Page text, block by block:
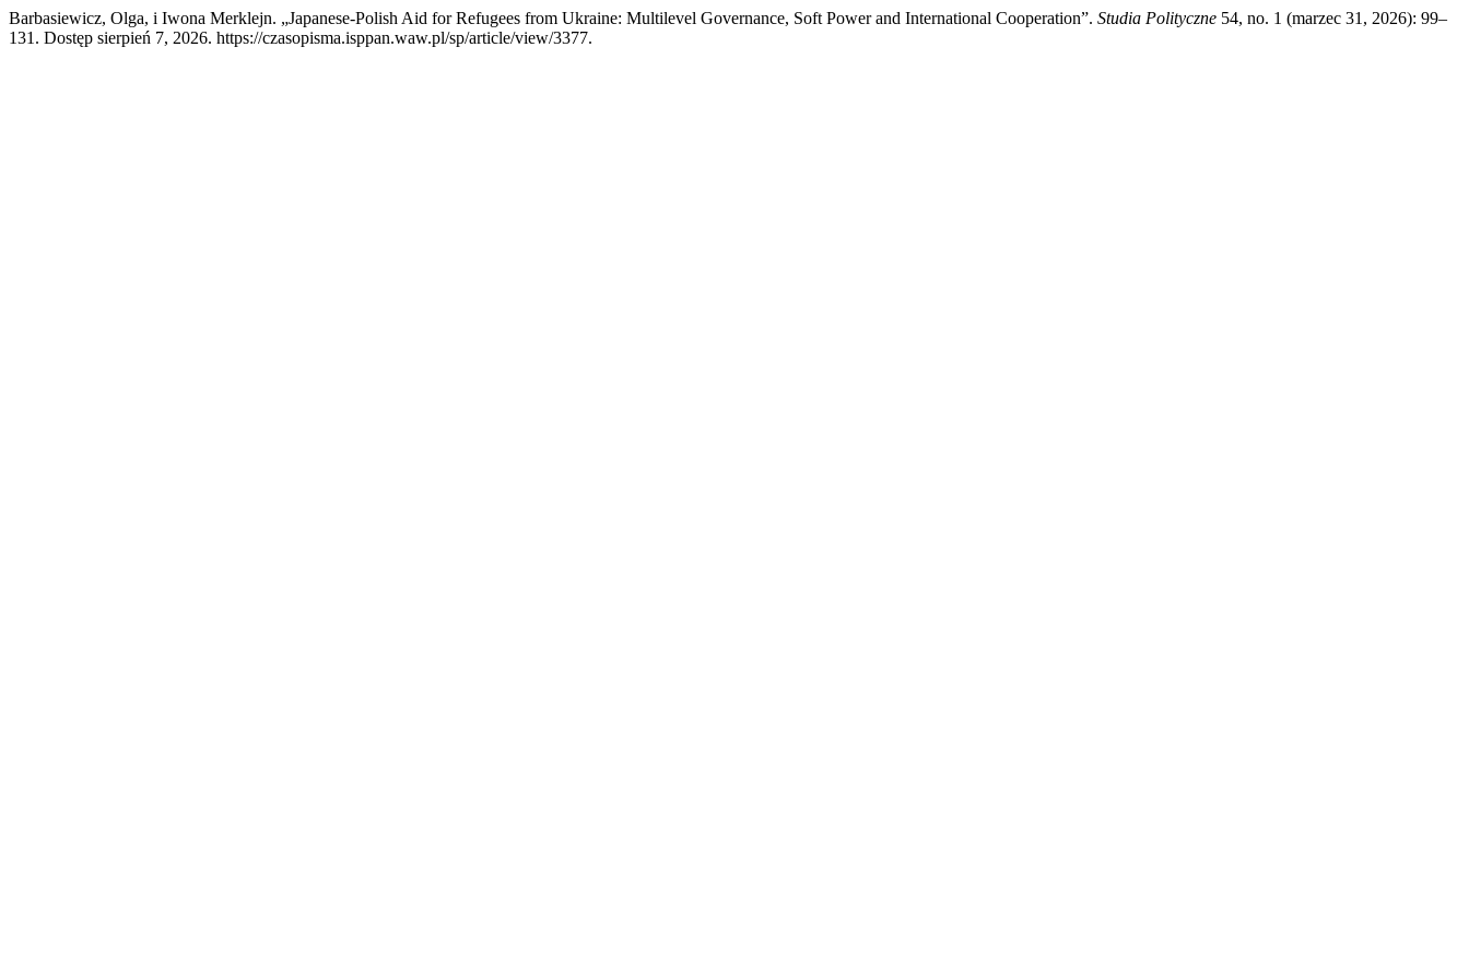
Barbasiewicz, Olga, i Iwona Merklejn. „Japanese-Polish Aid for Refugees from Ukraine: Multilevel Governance, Soft Power and International Cooperation”. Studia Polityczne 54, no. 1 (marzec 31, 2026): 99–
131. Dostęp sierpień 7, 2026. https://czasopisma.isppan.waw.pl/sp/article/view/3377.